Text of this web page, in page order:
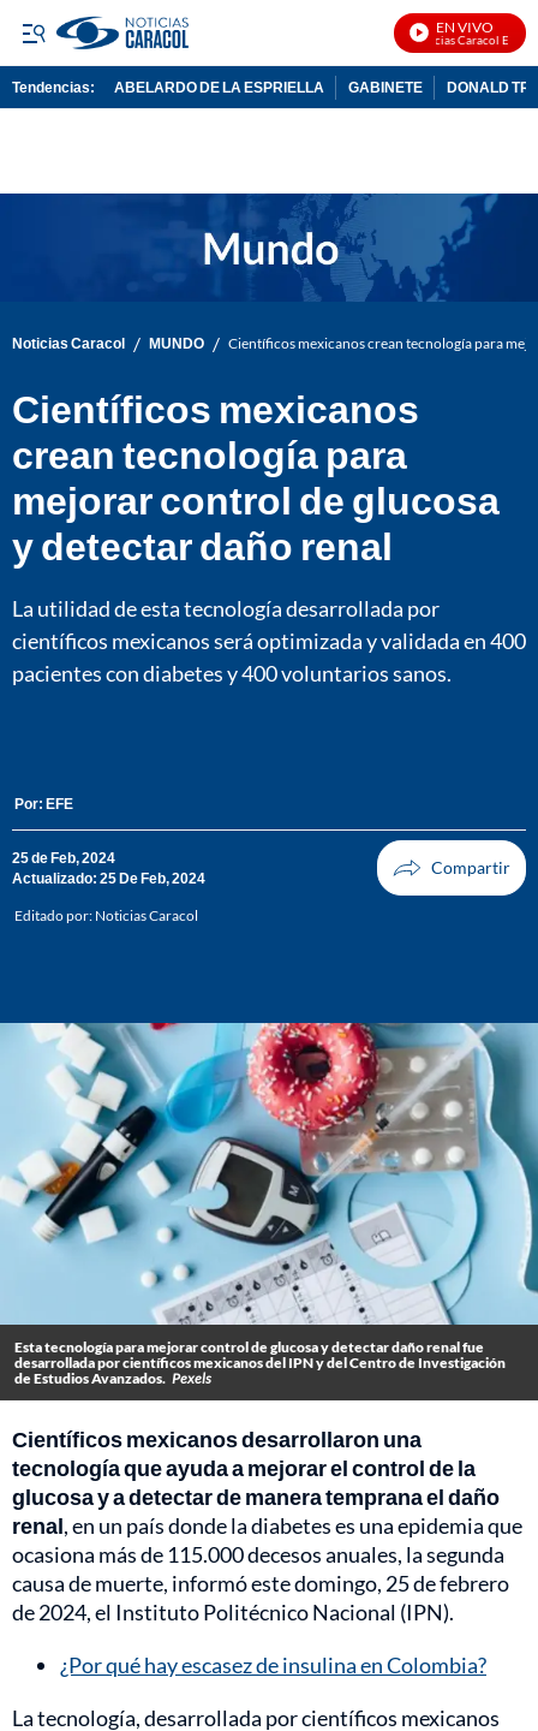
EN VIVO
Noticias Caracol En Vivo
Tendencias: ABELARDO DE LA ESPRIELLA GABINETE DONALD
Noticias Caracol / MUNDO / Científicos mexicanos crean tecnología para
Científicos mexicanos
crean tecnología para
mejorar control de glucosa
y detectar daño renal
La utilidad de esta tecnología desarrollada por
científicos mexicanos será optimizada y validada en 400
pacientes con diabetes y 400 voluntarios sanos.
Por: EFE
25 de Feb, 2024
Actualizado: 25 De Feb, 2024
Editado por: Noticias Caracol
Esta tecnología para mejorar control de glucosa y detectar daño renal fue
desarrollada por científicos mexicanos del IPN y del Centro de Investigación
de Estudios Avanzados. Pexels
Científicos mexicanos desarrollaron una
tecnología que ayuda a mejorar el control de la
glucosa y a detectar de manera temprana el daño
renal, en un país donde la diabetes es una epidemia que
ocasiona más de 115.000 decesos anuales, la segunda
causa de muerte, informó este domingo, 25 de febrero
de 2024, el Instituto Politécnico Nacional (IPN).
¿Por qué hay escasez de insulina en Colombia?
La tecnología, desarrollada por científicos mexicanos